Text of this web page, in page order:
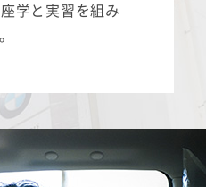
学と実習を組み